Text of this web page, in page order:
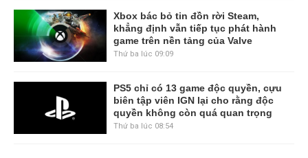
Xbox bác bỏ tin đồn rời Steam,
khẳng định vẫn tiếp tục phát hành
game trên nền tảng của Valve
Thứ ba lúc 09:09
PS5 chỉ có 13 game độc quyền, cựu
biên tập viên IGN lại cho rằng độc
quyền không còn quá quan trọng
Thứ ba lúc 08:54